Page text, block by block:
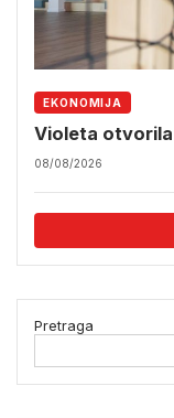
EKONOMIJA
Violeta
08/08/2026
Pretraga